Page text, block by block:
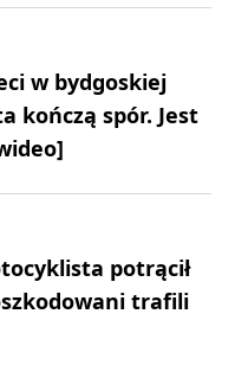
w bydgoskiej
kończą spór. Jest
potrącił
trafili